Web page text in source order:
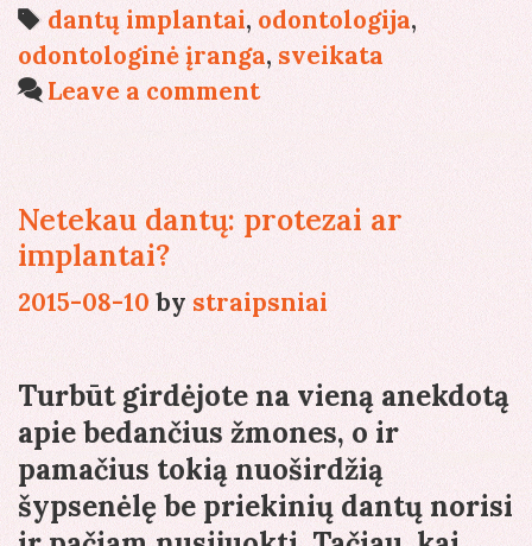
dalimi
lemia
darbo
Tags
dantų implantai,odontologija,
odontologinė įranga, sveikata
Leave a comment
Netekau dantų: protezai ar
implantai?
2015-08-10 by straipsniai
Turbūt girdėjote na vieną anekdotą
apie bedančius žmones, o ir
pamačius tokią nuoširdžią
šypsenėlę be priekinių dantų norisi